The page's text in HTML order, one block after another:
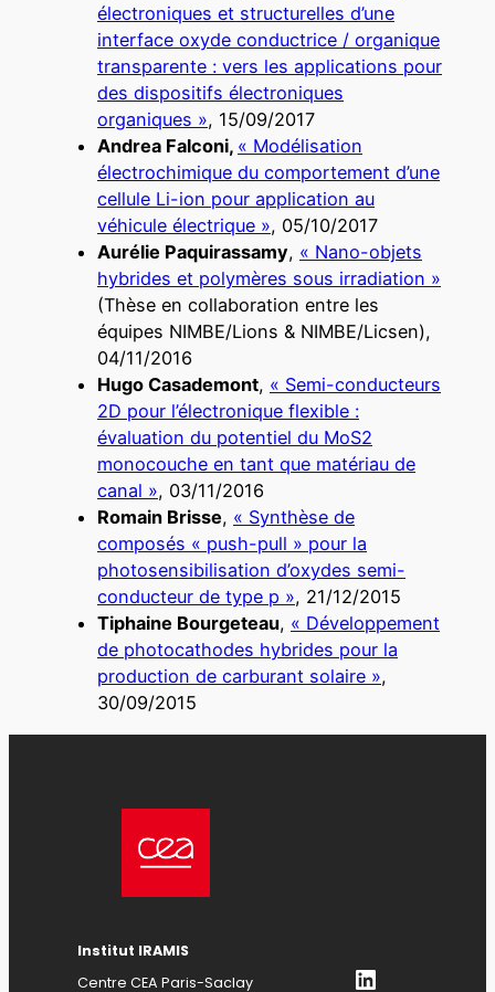
électroniques et structurelles d’une
interface oxyde conductrice / organique
transparente : vers les applications pour
des dispositifs électroniques
organiques », 15/09/2017
Andrea Falconi, « Modélisation
électrochimique du comportement d’une
cellule Li-ion pour application au
véhicule électrique », 05/10/2017
Aurélie Paquirassamy, « Nano-objets
hybrides et polymères sous irradiation »
(Thèse en collaboration entre les
équipes NIMBE/Lions & NIMBE/Licsen),
04/11/2016
Hugo Casademont, « Semi-conducteurs
2D pour l’électronique flexible :
évaluation du potentiel du MoS2
monocouche en tant que matériau de
canal », 03/11/2016
Romain Brisse, « Synthèse de
composés « push-pull » pour la
photosensibilisation d’oxydes semi-
conducteur de type p », 21/12/2015
Tiphaine Bourgeteau, « Développement
de photocathodes hybrides pour la
production de carburant solaire »,
30/09/2015
Institut IRAMIS
Centre CEA Paris-Saclay
LinkedIn